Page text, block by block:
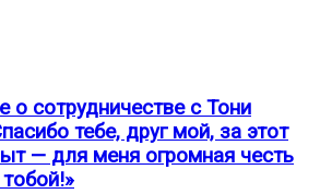
о сотрудничестве с Тони
тебе, друг мой, за этот
— для меня огромная честь